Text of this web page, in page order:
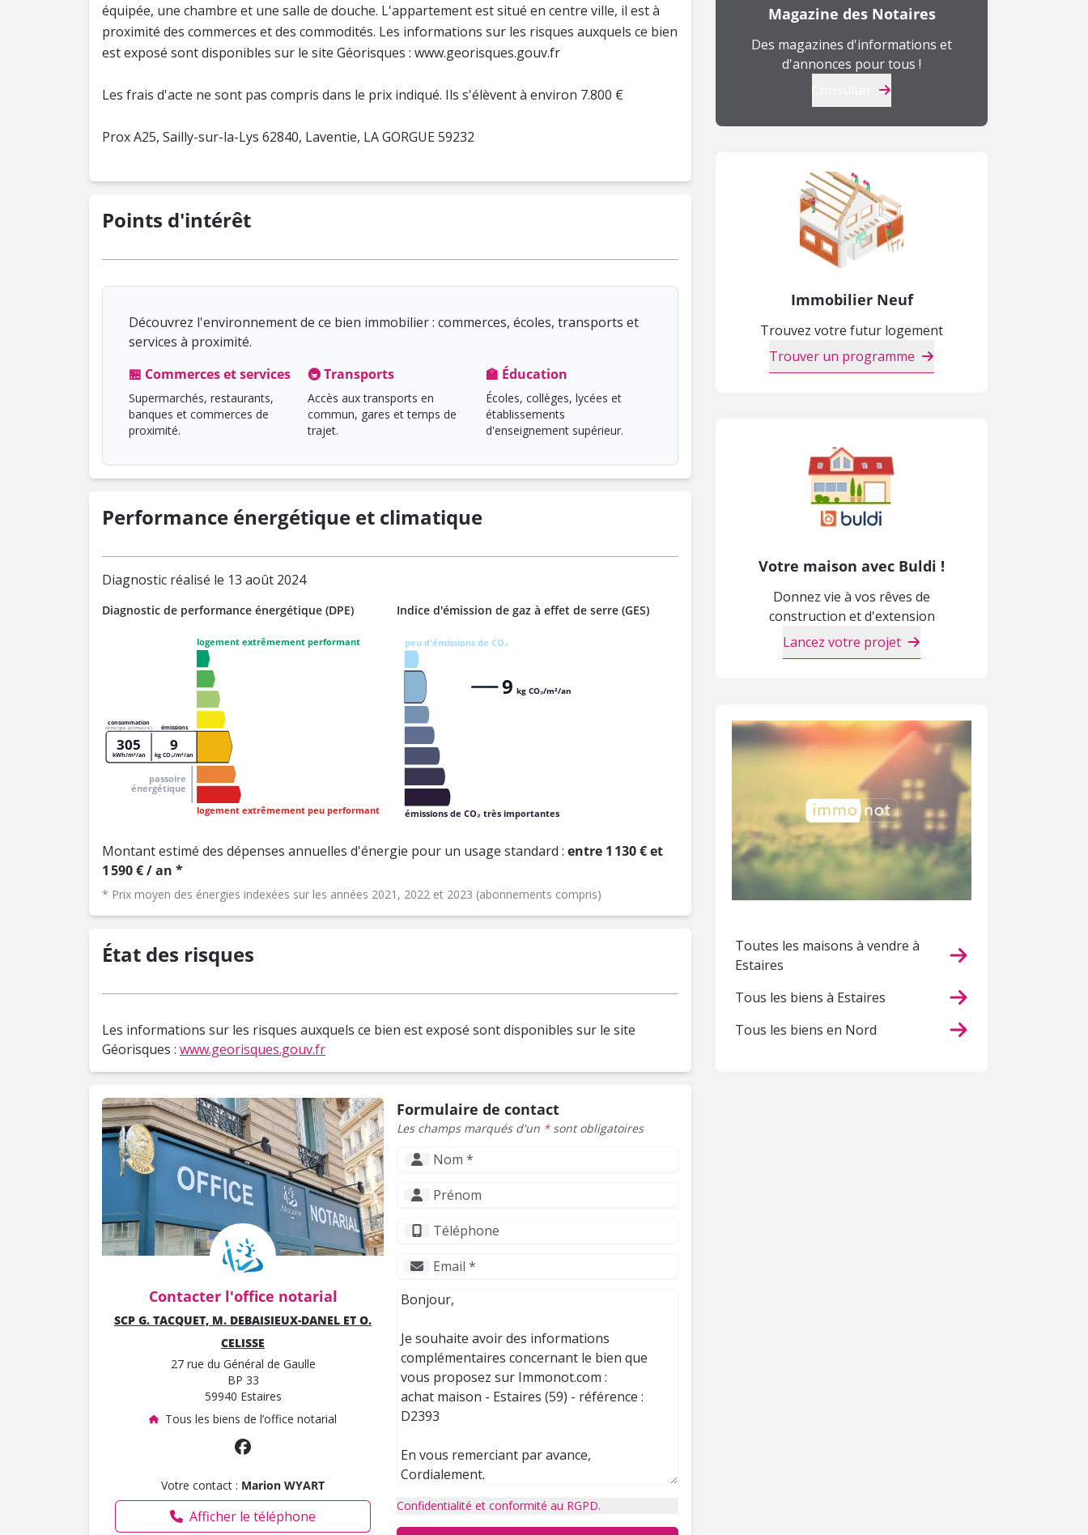
équipée, une chambre et une salle de douche. L'appartement est situé en centre ville, il est à
proximité des commerces et des commodités. Les informations sur les risques auxquels ce bien
est exposé sont disponibles sur le site Géorisques : www.georisques.gouv.fr
Les frais d'acte ne sont pas compris dans le prix indiqué. Ils s'élèvent à environ 7.800 €
Prox A25, Sailly-sur-la-Lys 62840, Laventie, LA GORGUE 59232
Points d'intérêt
Découvrez l'environnement de ce bien immobilier : commerces, écoles, transports et
services à proximité.
🏪 Commerces et services
Supermarchés, restaurants,
banques et commerces de
proximité.
🚇 Transports
Accès aux transports en
commun, gares et temps de
trajet.
🏫 Éducation
Écoles, collèges, lycées et
établissements
d'enseignement supérieur.
Performance énergétique et climatique
Diagnostic réalisé le 13 août 2024
Diagnostic de performance énergétique (DPE)
logement extrêmement performant
logement extrêmement peu performant
passoire
énergétique
consommation
(énergie primaire) émissions
305
kWh/m²/an
9
kg CO₂/m²/an
Indice d'émission de gaz à effet de serre (GES)
peu d'émissions de CO₂
émissions de CO₂ très importantes
9 kg CO₂/m²/an
Montant estimé des dépenses annuelles d'énergie pour un usage standard : entre 1 130 € et
1 590 € / an *
* Prix moyen des énergies indexées sur les années 2021, 2022 et 2023 (abonnements compris)
État des risques
Les informations sur les risques auxquels ce bien est exposé sont disponibles sur le site
Géorisques : www.georisques.gouv.fr
Contacter l'office notarial
SCP G. TACQUET, M. DEBAISIEUX-DANEL ET O.
CELISSE
27 rue du Général de Gaulle
BP 33
59940 Estaires
Tous les biens de l’office notarial
Votre contact : Marion WYART
Afficher le téléphone
Formulaire de contact
Les champs marqués d'un *sont obligatoires
Confidentialité et conformité au RGPD.
Magazine des Notaires
Des magazines d'informations et
d'annonces pour tous !
Immobilier Neuf
Trouvez votre futur logement
Trouver un programme
Votre maison avec Buldi !
Donnez vie à vos rêves de
construction et d'extension
Lancez votre projet
Toutes les maisons à vendre à
Estaires
Tous les biens à Estaires
Tous les biens en Nord